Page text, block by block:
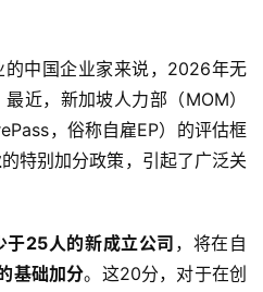
的中国企业家来说，2026年无
最近，新加坡人力部（MOM）
，俗称自雇EP）的评估框
的特别加分政策，引起了广泛关
于25人的新成立公司 ，将在自
基础加分。这20分，对于在创